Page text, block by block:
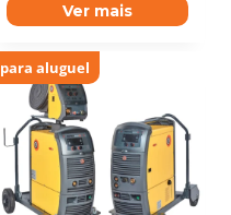
Ver mais
para aluguel